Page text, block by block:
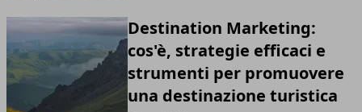
Destination Marketing:
cos'è, strategie efficaci e
strumenti per promuovere
una destinazione turistica